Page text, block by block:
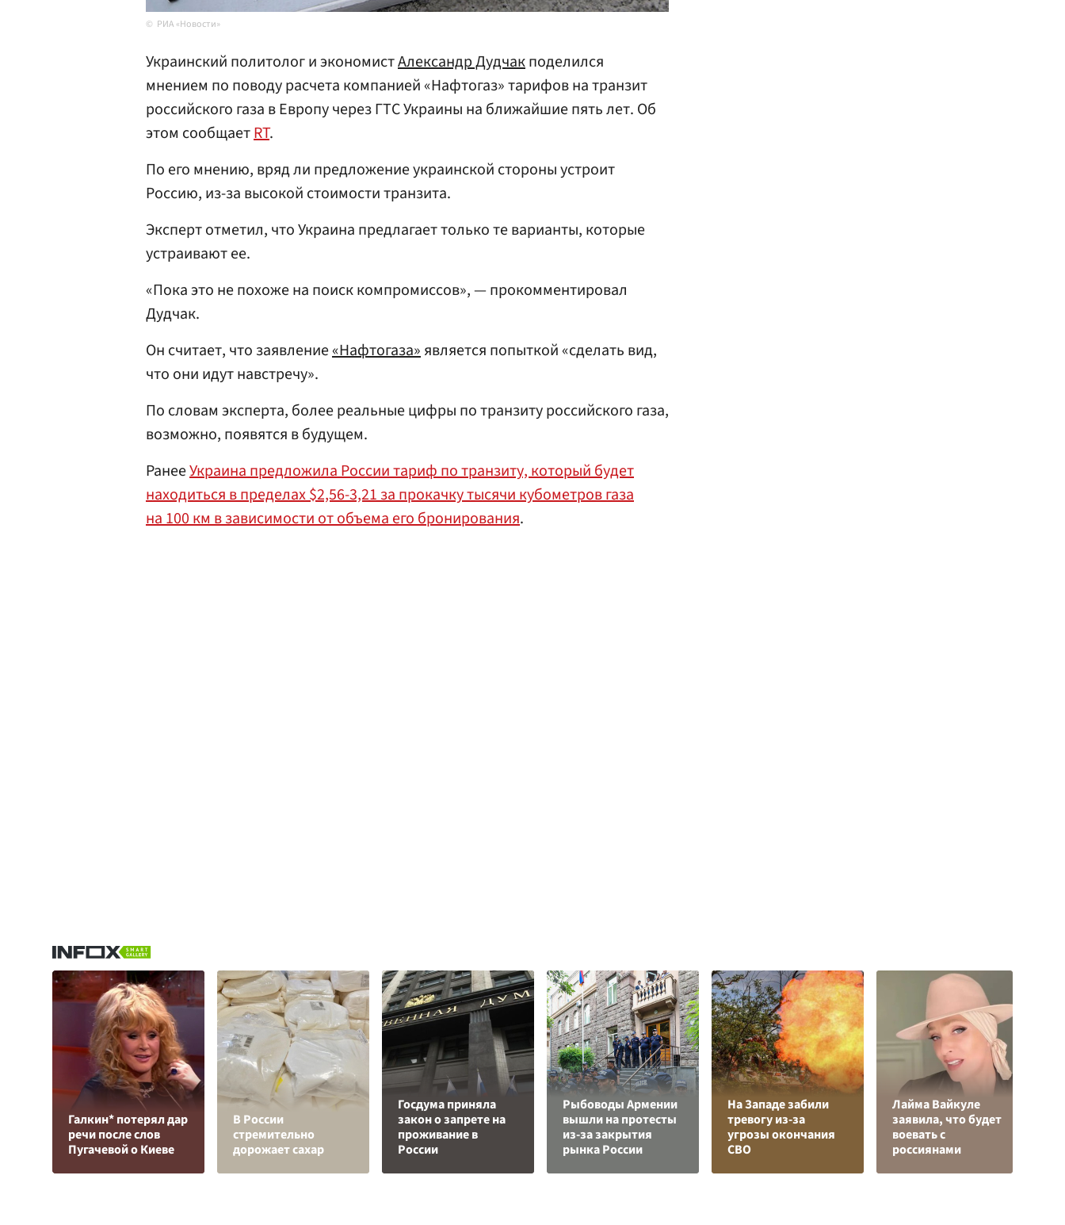
РИА «Новости»
Украинский политолог и экономистАлександр Дудчакподелился
мнением по поводу расчета компанией «Нафтогаз» тарифов на транзит
российского газа в Европу через ГТС Украины на ближайшие пять лет. Об
этом сообщаетRT.
По его мнению, вряд ли предложение украинской стороны устроит
Россию, из-за высокой стоимости транзита.
Эксперт отметил, что Украина предлагает только те варианты, которые
устраивают ее.
«Пока это не похоже на поиск компромиссов», — прокомментировал
Дудчак.
Он считает, что заявление«Нафтогаза»является попыткой «сделать вид,
что они идут навстречу».
По словам эксперта, более реальные цифры по транзиту российского газа,
возможно, появятся в будущем.
РанееУкраина предложила России тариф по транзиту, который будет
находиться в пределах $2,56-3,21 за прокачку тысячи кубометров газа
на 100 км в зависимости от объема его бронирования.
Галкин* потерял дар
речи после слов
Пугачевой о Киеве
В России
стремительно
дорожает сахар
Госдума приняла
закон о запрете на
проживание в
России
Рыбоводы Армении
вышли на протесты
из-за закрытия
рынка России
На Западе забили
тревогу из-за
угрозы окончания
СВО
Лайма Вайкуле
заявила, что будет
воевать с
россиянами